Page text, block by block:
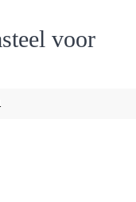
voor